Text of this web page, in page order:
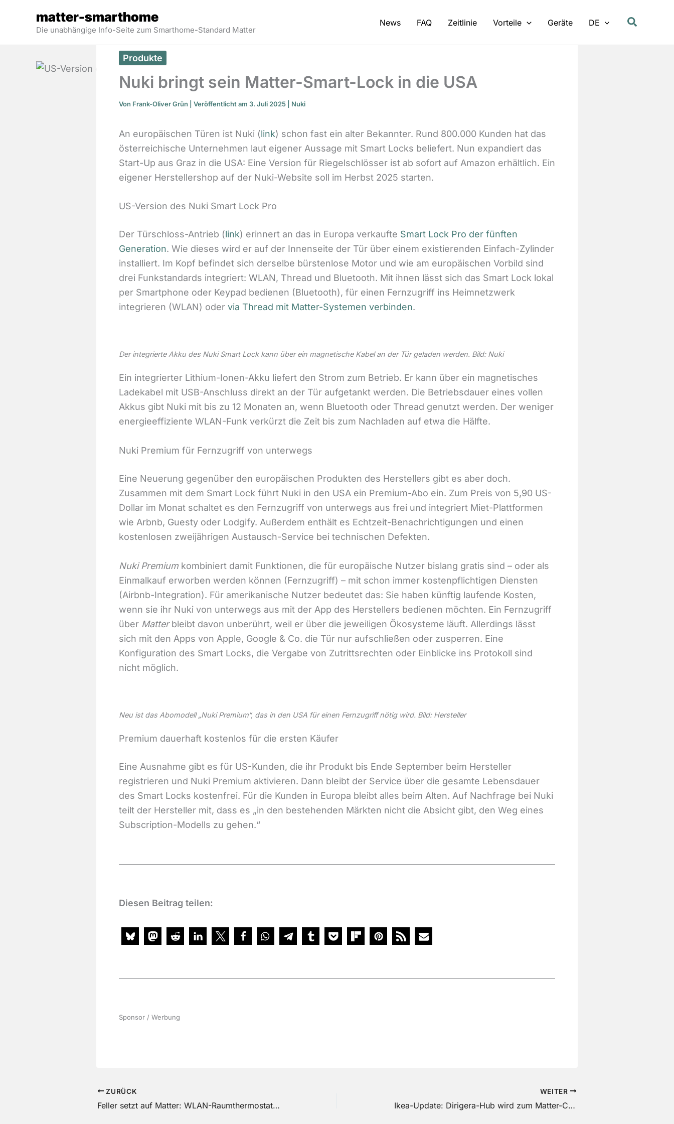
springen
matter-smarthome
Die unabhängige Info-Seite zum Smarthome-Standard Matter
News FAQ Zeitlinie Vorteile Geräte DE
Produkte
Nuki bringt sein Matter-Smart-Lock in die USA
Von Frank-Oliver Grün | Veröffentlicht am 3. Juli 2025 | Nuki
An europäischen Türen ist Nuki (link) schon fast ein alter Bekannter. Rund 800.000 Kunden hat das
österreichische Unternehmen laut eigener Aussage mit Smart Locks beliefert. Nun expandiert das
Start-Up aus Graz in die USA: Eine Version für Riegelschlösser ist ab sofort auf Amazon erhältlich. Ein
eigener Herstellershop auf der Nuki-Website soll im Herbst 2025 starten.
US-Version des Nuki Smart Lock Pro
Der Türschloss-Antrieb (link) erinnert an das in Europa verkaufte Smart Lock Pro der fünften
Generation. Wie dieses wird er auf der Innenseite der Tür über einem existierenden Einfach-Zylinder
installiert. Im Kopf befindet sich derselbe bürstenlose Motor und wie am europäischen Vorbild sind
drei Funkstandards integriert: WLAN, Thread und Bluetooth. Mit ihnen lässt sich das Smart Lock lokal
per Smartphone oder Keypad bedienen (Bluetooth), für einen Fernzugriff ins Heimnetzwerk
integrieren (WLAN) oder via Thread mit Matter-Systemen verbinden.
Der integrierte Akku des Nuki Smart Lock kann über ein magnetische Kabel an der Tür geladen werden. Bild: Nuki
Ein integrierter Lithium-Ionen-Akku liefert den Strom zum Betrieb. Er kann über ein magnetisches
Ladekabel mit USB-Anschluss direkt an der Tür aufgetankt werden. Die Betriebsdauer eines vollen
Akkus gibt Nuki mit bis zu 12 Monaten an, wenn Bluetooth oder Thread genutzt werden. Der weniger
energieeffiziente WLAN-Funk verkürzt die Zeit bis zum Nachladen auf etwa die Hälfte.
Nuki Premium für Fernzugriff von unterwegs
Eine Neuerung gegenüber den europäischen Produkten des Herstellers gibt es aber doch.
Zusammen mit dem Smart Lock führt Nuki in den USA ein Premium-Abo ein. Zum Preis von 5,90 US-
Dollar im Monat schaltet es den Fernzugriff von unterwegs aus frei und integriert Miet-Plattformen
wie Arbnb, Guesty oder Lodgify. Außerdem enthält es Echtzeit-Benachrichtigungen und einen
kostenlosen zweijährigen Austausch-Service bei technischen Defekten.
Nuki Premium kombiniert damit Funktionen, die für europäische Nutzer bislang gratis sind – oder als
Einmalkauf erworben werden können (Fernzugriff) – mit schon immer kostenpflichtigen Diensten
(Airbnb-Integration). Für amerikanische Nutzer bedeutet das: Sie haben künftig laufende Kosten,
wenn sie ihr Nuki von unterwegs aus mit der App des Herstellers bedienen möchten. Ein Fernzugriff
über Matterbleibt davon unberührt, weil er über die jeweiligen Ökosysteme läuft. Allerdings lässt
sich mit den Apps von Apple, Google & Co. die Tür nur aufschließen oder zusperren. Eine
Konfiguration des Smart Locks, die Vergabe von Zutrittsrechten oder Einblicke ins Protokoll sind
nicht möglich.
Neu ist das Abomodell „Nuki Premium“, das in den USA für einen Fernzugriff nötig wird. Bild: Hersteller
Premium dauerhaft kostenlos für die ersten Käufer
Eine Ausnahme gibt es für US-Kunden, die ihr Produkt bis Ende September beim Hersteller
registrieren und Nuki Premium aktivieren. Dann bleibt der Service über die gesamte Lebensdauer
des Smart Locks kostenfrei. Für die Kunden in Europa bleibt alles beim Alten. Auf Nachfrage bei Nuki
teilt der Hersteller mit, dass es „in den bestehenden Märkten nicht die Absicht gibt, den Weg eines
Subscription-Modells zu gehen.“
Diesen Beitrag teilen:
Sponsor / Werbung
ZURÜCK
Feller setzt auf Matter: WLAN-Raumthermostat aus der Schweiz
WEITER
Ikea-Update: Dirigera-Hub wird zum Matter-Controller